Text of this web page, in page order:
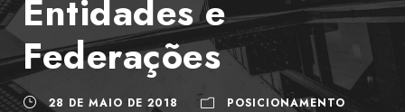
Entidades e
Federações
28 DE MAIO DE 2018 POSICIONAMENTO